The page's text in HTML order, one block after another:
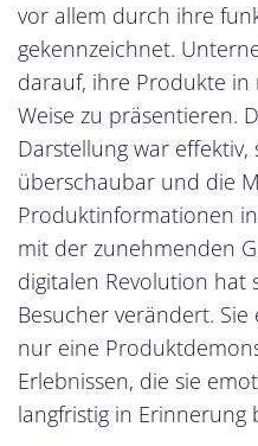
vor allem durch ihre
gekennzeichnet.
darauf, ihre Produkte
Weise zu präsentieren.
Darstellung war
überschaubar und die
Produktinformationen
mit der zunehmenden
digitalen Revolution hat
Besucher verändert.
nur eine
Erlebnissen, die sie
langfristig in Erinnerung